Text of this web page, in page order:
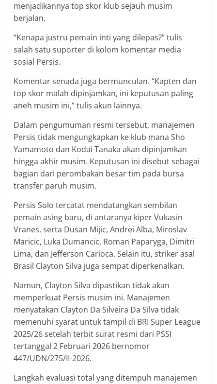
menjadikannya top skor klub sejauh musim
berjalan.
“Kenapa justru pemain inti yang dilepas?” tulis
salah satu suporter di kolom komentar media
sosial Persis.
Komentar senada juga bermunculan. “Kapten dan
top skor malah dipinjamkan, ini keputusan paling
aneh musim ini,” tulis akun lainnya.
Dalam pengumuman resmi tersebut, manajemen
Persis tidak mengungkapkan ke klub mana Sho
Yamamoto dan Kodai Tanaka akan dipinjamkan
hingga akhir musim. Keputusan ini disebut sebagai
bagian dari perombakan besar tim pada bursa
transfer paruh musim.
Persis Solo tercatat mendatangkan sembilan
pemain asing baru, di antaranya kiper Vukasin
Vranes, serta Dusan Mijic, Andrei Alba, Miroslav
Maricic, Luka Dumancic, Roman Paparyga, Dimitri
Lima, dan Jefferson Carioca. Selain itu, striker asal
Brasil Clayton Silva juga sempat diperkenalkan.
Namun, Clayton Silva dipastikan tidak akan
memperkuat Persis musim ini. Manajemen
menyatakan Clayton Da Silveira Da Silva tidak
memenuhi syarat untuk tampil di BRI Super League
2025/26 setelah terbit surat resmi dari PSSI
tertanggal 2 Februari 2026 bernomor
447/UDN/275/II-2026.
Langkah evaluasi total yang ditempuh manajemen